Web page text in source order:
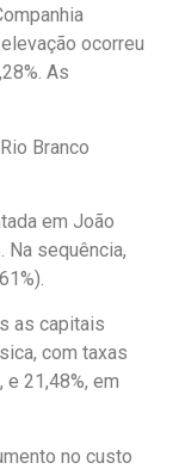
ocorreu
As
Branco
em João
Na sequência,
as capitais
com taxas
21,48%, em
no custo